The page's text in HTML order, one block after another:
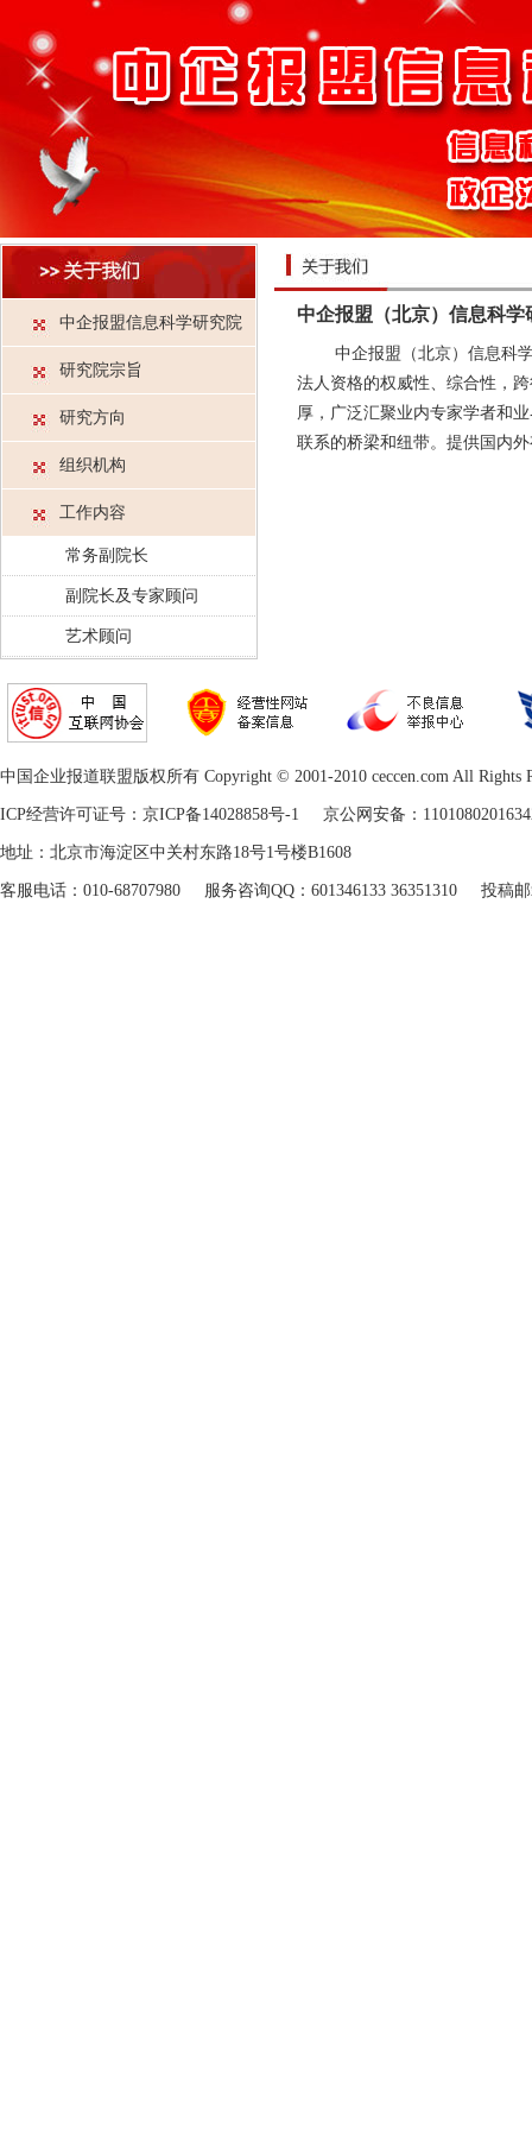
中企报盟信息科学研究院
研究院宗旨
研究方向
组织机构
工作内容
常务副院长
副院长及专家顾问
艺术顾问
中企报盟（北京）信息科学
中企报盟（北京）信息科学
法人资格的权威性、综合性，
厚，广泛汇聚业内专家学者和
联系的桥梁和纽带。提供国内
中国企业报道联盟版权所有 Copyright © 2001-2010 ceccen.com All Rights
ICP经营许可证号：京ICP备14028858号-1 京公网安备：
地址：北京市海淀区中关村东路18号1号楼B1608
客服电话：010-68707980 服务咨询QQ：601346133 36351310 投稿邮